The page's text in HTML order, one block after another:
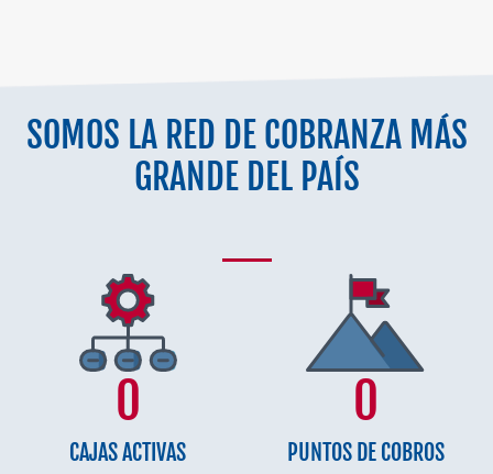
SOMOS LA RED DE COBRANZA MÁS
GRANDE DEL PAÍS
0
CAJAS ACTIVAS
0
PUNTOS DE COBROS